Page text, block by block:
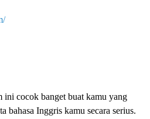
cocok banget buat kamu yang
bahasa Inggris kamu secara serius.